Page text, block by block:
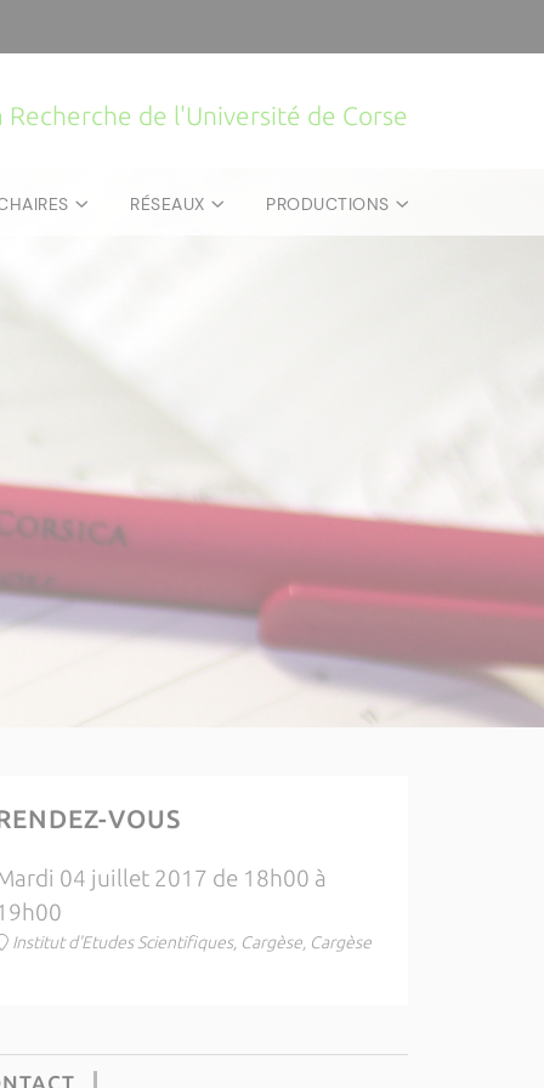
de l'Université de Corse
RÉSEAUX PRODUCTIONS
VOUS
04 juillet 2017 de 18h00 à
Institut d'Etudes Scientifiques, Cargèse, Cargèse